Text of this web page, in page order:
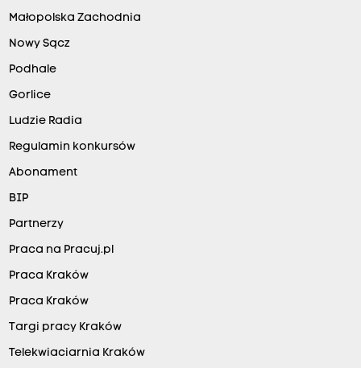
Małopolska Zachodnia
Nowy Sącz
Podhale
Gorlice
Ludzie Radia
Regulamin konkursów
Abonament
BIP
Partnerzy
Praca na Pracuj.pl
Praca Kraków
Praca Kraków
Targi pracy Kraków
Telekwiaciarnia Kraków